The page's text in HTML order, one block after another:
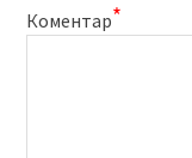
Коментар*